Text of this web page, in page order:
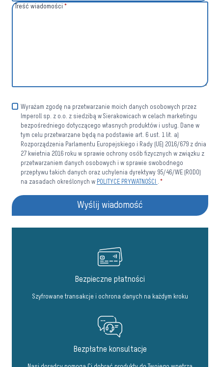
Treść wiadomości *
Wyrażam zgodę na przetwarzanie moich danych osobowych przez
Imperoll sp. z o.o. z siedzibą w Sierakowicach w celach marketingu
bezpośredniego dotyczącego własnych produktów i usług. Dane w
tym celu przetwarzane będą na podstawie art. 6 ust. 1 lit. a)
Rozporządzenia Parlamentu Europejskiego i Rady (UE) 2016/679 z dnia
27 kwietnia 2016 roku w sprawie ochrony osób fizycznych w związku z
przetwarzaniem danych osobowych i w sprawie swobodnego
przepływu takich danych oraz uchylenia dyrektywy 95/46/WE (RODO)
na zasadach określonych w POLITYCE PRYWATNOŚCI . *
Wyślij wiadomość
Bezpieczne płatności
Szyfrowane transakcje i ochrona danych na każdym kroku
Bezpłatne konsultacje